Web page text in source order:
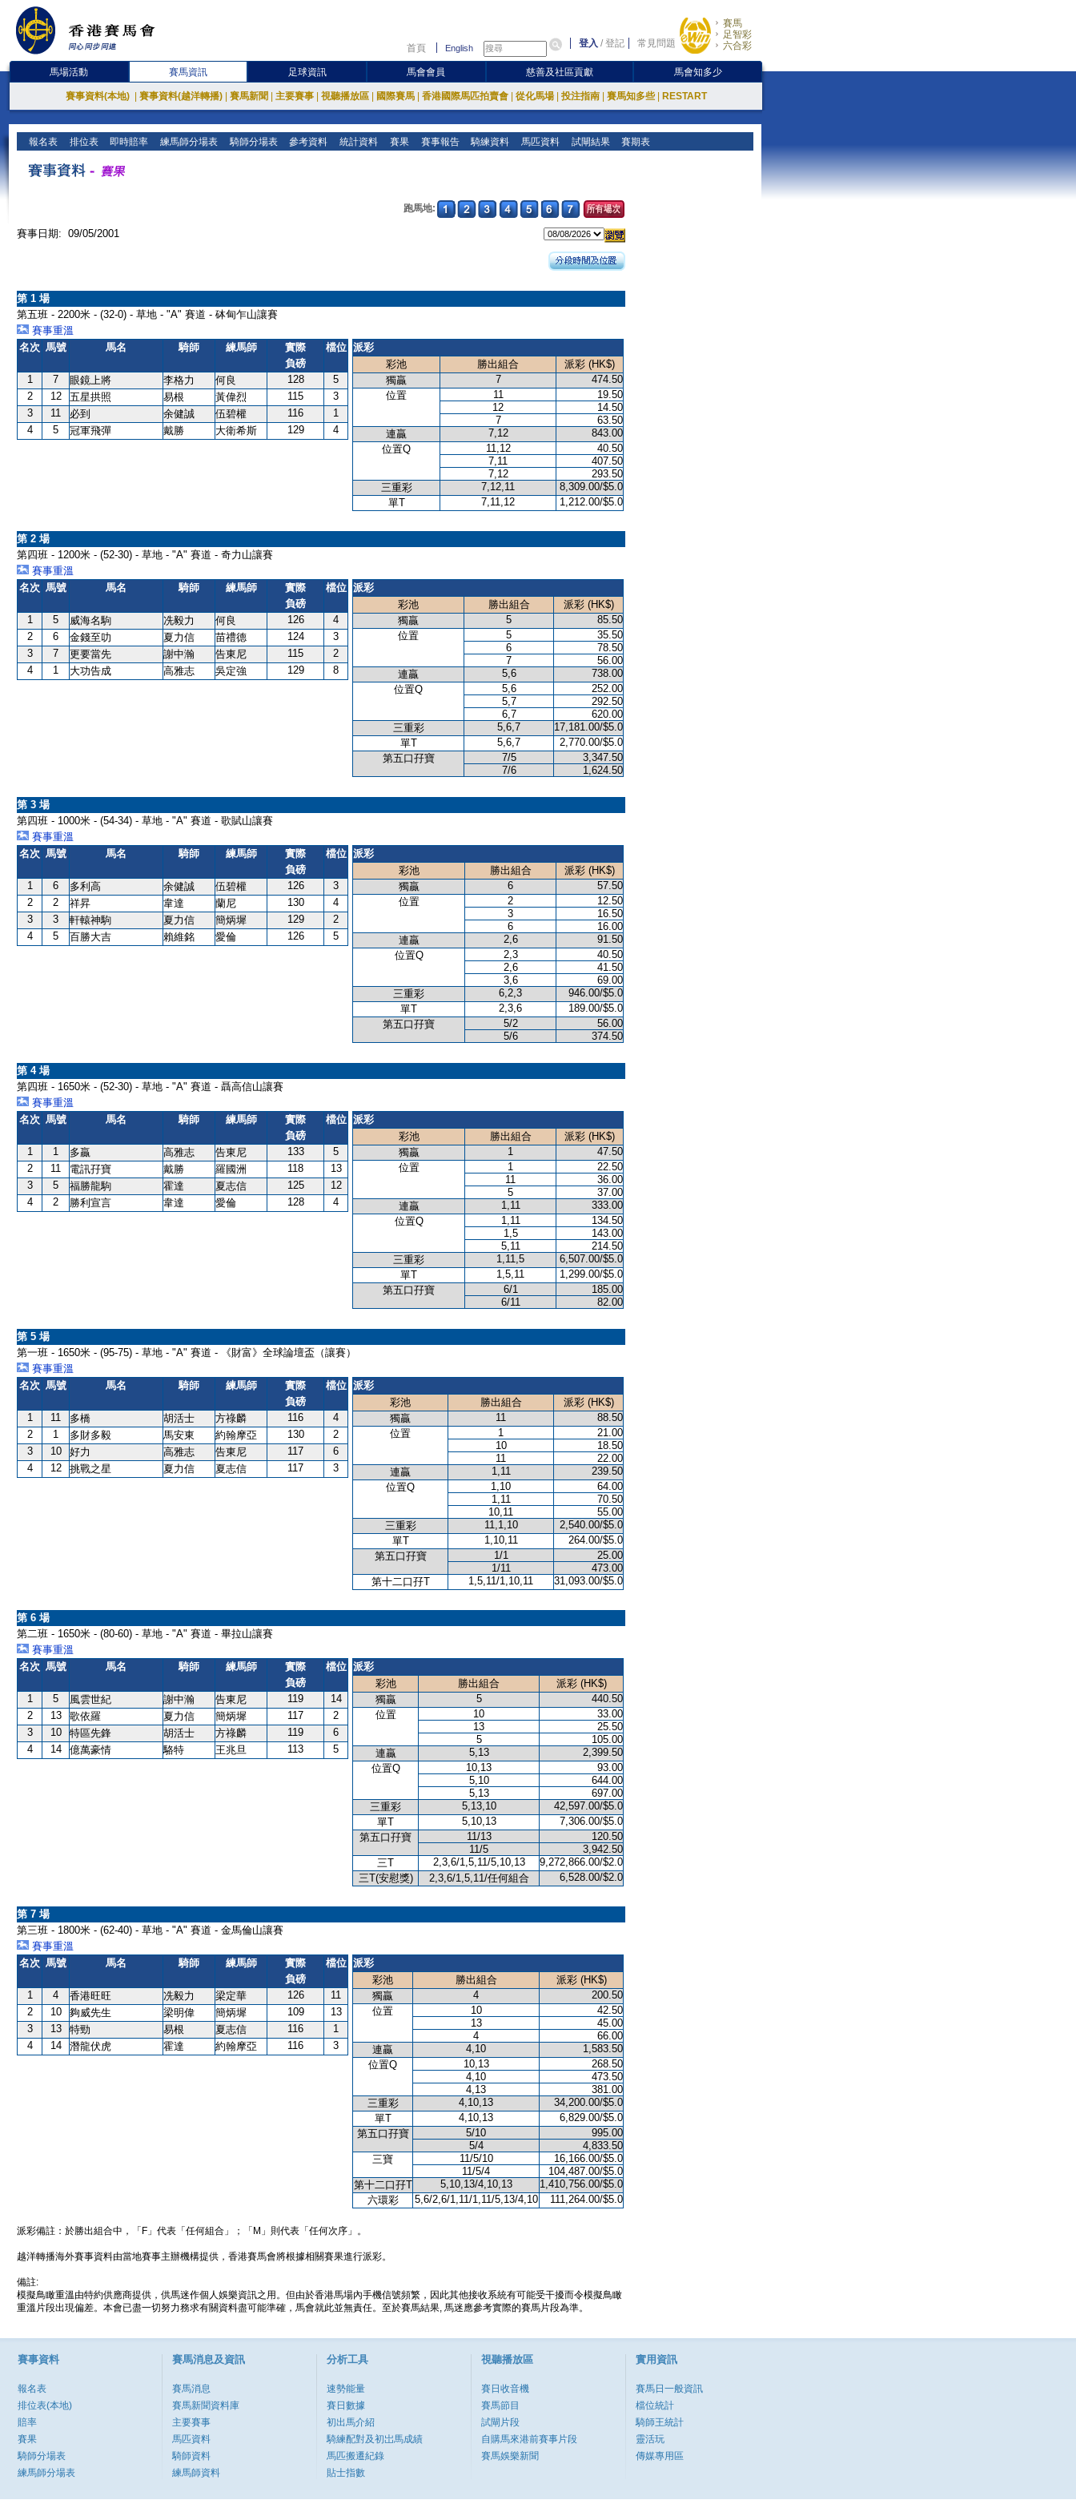
首頁 English 登入 /登記 常見問題
賽馬
足智彩
六合彩
馬場活動 賽馬資訊 足球資訊 馬會會員 慈善及社區貢獻 馬會知多少
賽事資料(本地) 賽事資料(越洋轉播) 賽馬新聞 主要賽事 視聽播放區 國際賽馬 香港國際馬匹拍賣會 從化馬場 投注指南 賽馬知多些 RESTART
報名表 排位表 即時賠率 練馬師分場表 騎師分場表 參考資料 統計資料 賽果 賽事報告 騎練資料 馬匹資料 試閘結果 賽期表
跑馬地:
賽事日期: 09/05/2001
第 1 場
第五班 - 2200米 - (32-0) - 草地 - "A" 賽道 - 砵甸乍山讓賽
賽事重溫
名次 馬號 馬名 騎師 練馬師
實際
負磅
檔位
1 7 眼鏡上將 李格力 何良 128
5
2
12 五星拱照 易根 黃偉烈 115
3
3
11 必到 余健誠 伍碧權 116
1
4
5 冠軍飛彈 戴勝 大衛希斯 129 4
派彩
彩池
勝出組合
派彩 (HK$)
獨贏
7
474.50
位置
11
19.50
12
14.50
7
63.50
連贏
7,12
843.00
位置Q
11,12
40.50
7,11
407.50
7,12
293.50
三重彩
7,12,11
8,309.00/$5.0
單T
7,11,12 1,212.00/$5.0
第 2 場
第四班 - 1200米 - (52-30) - 草地 - "A" 賽道 - 奇力山讓賽
賽事重溫
名次 馬號 馬名 騎師 練馬師
實際
負磅
檔位
1 5 威海名駒 冼毅力 何良 126
4
2
6 金錢至叻 夏力信 苗禮德 124
3
3
7 更要當先 謝中瀚 告東尼 115
2
4
1 大功告成 高雅志 吳定強 129 8
派彩
彩池
勝出組合
派彩 (HK$)
獨贏
5
85.50
位置
5
35.50
6
78.50
7
56.00
連贏
5,6
738.00
位置Q
5,6
252.00
5,7
292.50
6,7
620.00
三重彩
5,6,7
17,181.00/$5.0
單T
5,6,7
2,770.00/$5.0
第五口孖寶
7/5
3,347.50
7/6
1,624.50
第 3 場
第四班 - 1000米 - (54-34) - 草地 - "A" 賽道 - 歌賦山讓賽
賽事重溫
名次 馬號 馬名 騎師 練馬師
實際
負磅
檔位
1 6 多利高 余健誠 伍碧權 126
3
2
2 祥昇 韋達 蘭尼 130
4
3
3 軒轅神駒 夏力信 簡炳墀 129
2
4
5 百勝大吉 賴維銘 愛倫 126 5
派彩
彩池
勝出組合
派彩 (HK$)
獨贏
6
57.50
位置
2
12.50
3
16.50
6
16.00
連贏
2,6
91.50
位置Q
2,3
40.50
2,6
41.50
3,6
69.00
三重彩
6,2,3
946.00/$5.0
單T
2,3,6
189.00/$5.0
第五口孖寶
5/2
56.00
5/6
374.50
第 4 場
第四班 - 1650米 - (52-30) - 草地 - "A" 賽道 - 聶高信山讓賽
賽事重溫
名次 馬號 馬名 騎師 練馬師
實際
負磅
檔位
1 1 多贏 高雅志 告東尼 133
5
2
11 電訊孖寶 戴勝 羅國洲 118
13
3
5 福勝龍駒 霍達 夏志信 125
12
4
2 勝利宣言 韋達 愛倫 128 4
派彩
彩池
勝出組合
派彩 (HK$)
獨贏
1
47.50
位置
1
22.50
11
36.00
5
37.00
連贏
1,11
333.00
位置Q
1,11
134.50
1,5
143.00
5,11
214.50
三重彩
1,11,5
6,507.00/$5.0
單T
1,5,11
1,299.00/$5.0
第五口孖寶
6/1
185.00
6/11
82.00
第 5 場
第一班 - 1650米 - (95-75) - 草地 - "A" 賽道 - 《財富》全球論壇盃（讓賽）
賽事重溫
名次 馬號 馬名 騎師 練馬師
實際
負磅
檔位
1 11 多橋 胡活士 方祿麟 116
4
2
1 多財多毅 馬安東 約翰摩亞 130
2
3
10 好力 高雅志 告東尼 117
6
4
12 挑戰之星 夏力信 夏志信 117 3
派彩
彩池
勝出組合
派彩 (HK$)
獨贏
11
88.50
位置
1
21.00
10
18.50
11
22.00
連贏
1,11
239.50
位置Q
1,10
64.00
1,11
70.50
10,11
55.00
三重彩
11,1,10
2,540.00/$5.0
單T
1,10,11
264.00/$5.0
第五口孖寶
1/1
25.00
1/11
473.00
第十二口孖T
1,5,11/1,10,11 31,093.00/$5.0
第 6 場
第二班 - 1650米 - (80-60) - 草地 - "A" 賽道 - 畢拉山讓賽
賽事重溫
名次 馬號 馬名 騎師 練馬師
實際
負磅
檔位
1 5 風雲世紀 謝中瀚 告東尼 119
14
2
13 歌依羅 夏力信 簡炳墀 117
2
3
10 特區先鋒 胡活士 方祿麟 119
6
4
14 億萬豪情 駱特 王兆旦 113 5
派彩
彩池
勝出組合
派彩 (HK$)
獨贏
5
440.50
位置
10
33.00
13
25.50
5
105.00
連贏
5,13
2,399.50
位置Q
10,13
93.00
5,10
644.00
5,13
697.00
三重彩
5,13,10
42,597.00/$5.0
單T
5,10,13
7,306.00/$5.0
第五口孖寶
11/13
120.50
11/5
3,942.50
三T
2,3,6/1,5,11/5,10,13
9,272,866.00/$2.0
三T(安慰獎)
2,3,6/1,5,11/任何組合 6,528.00/$2.0
第 7 場
第三班 - 1800米 - (62-40) - 草地 - "A" 賽道 - 金馬倫山讓賽
賽事重溫
名次 馬號 馬名 騎師 練馬師
實際
負磅
檔位
1 4 香港旺旺 冼毅力 梁定華 126
11
2
10 夠威先生 梁明偉 簡炳墀 109
13
3
13 特勁 易根 夏志信 116
1
4
14 潛龍伏虎 霍達 約翰摩亞 116 3
派彩
彩池
勝出組合
派彩 (HK$)
獨贏
4
200.50
位置
10
42.50
13
45.00
4
66.00
連贏
4,10
1,583.50
位置Q
10,13
268.50
4,10
473.50
4,13
381.00
三重彩
4,10,13
34,200.00/$5.0
單T
4,10,13
6,829.00/$5.0
第五口孖寶
5/10
995.00
5/4
4,833.50
三寶
11/5/10
16,166.00/$5.0
11/5/4
104,487.00/$5.0
第十二口孖T
5,10,13/4,10,13
1,410,756.00/$5.0
六環彩
5,6/2,6/1,11/1,11/5,13/4,10 111,264.00/$5.0
派彩備註：於勝出組合中，「F」代表「任何組合」；「M」則代表「任何次序」。
越洋轉播海外賽事資料由當地賽事主辦機構提供，香港賽馬會將根據相關賽果進行派彩。
備註:
模擬鳥瞰重溫由特約供應商提供，供馬迷作個人娛樂資訊之用。但由於香港馬場內手機信號頻繁，因此其他接收系統有可能受干擾而令模擬鳥瞰
重溫片段出現偏差。本會已盡一切努力務求有關資料盡可能準確，馬會就此並無責任。至於賽馬結果, 馬迷應參考實際的賽馬片段為準。
賽事資料
報名表
排位表(本地)
賠率
賽果
騎師分場表
練馬師分場表
賽馬消息及資訊
賽馬消息
賽馬新聞資料庫
主要賽事
馬匹資料
騎師資料
練馬師資料
分析工具
速勢能量
賽日數據
初出馬介紹
騎練配對及初岀馬成績
馬匹搬遷紀錄
貼士指數
視聽播放區
賽日收音機
賽馬節目
試閘片段
自購馬來港前賽事片段
賽馬娛樂新聞
實用資訊
賽馬日一般資訊
檔位統計
騎師王統計
靈活玩
傳媒專用區